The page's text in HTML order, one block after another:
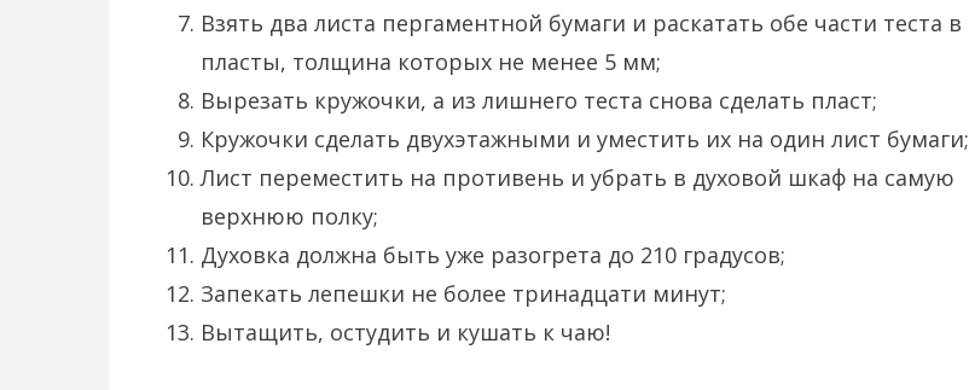
Взять два листа пергаментной бумаги и раскатать обе части теста в
пласты, толщина которых не менее 5 мм;
Вырезать кружочки, а из лишнего теста снова сделать пласт;
Кружочки сделать двухэтажными и уместить их на один лист бумаги;
Лист переместить на противень и убрать в духовой шкаф на самую
верхнюю полку;
Духовка должна быть уже разогрета до 210 градусов;
Запекать лепешки не более тринадцати минут;
Вытащить, остудить и кушать к чаю!